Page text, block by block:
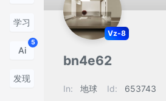
学习
Ai
5
发现
Vz-8
bn4e62
In: 地球 Id: 653743